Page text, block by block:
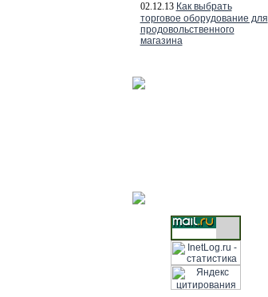
02.12.13 Как выбрать
торговое оборудование для
продовольственного
магазина